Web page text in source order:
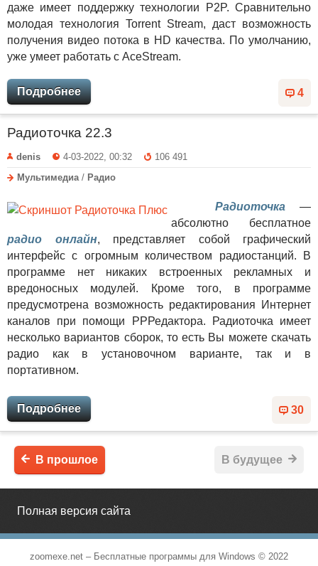
даже имеет поддержку технологии P2P. Сравнительно
молодая технология Torrent Stream, даст возможность
получения видео потока в HD качества. По умолчанию,
уже умеет работать с AceStream.
4
Подробнее
Радиоточка 22.3
denis 4-03-2022, 00:32
106 491
Мультимедиа/ Радио
Радиоточка—
абсолютно бесплатное
радио онлайн, представляет собой графический
интерфейс с огромным количеством радиостанций. В
программе нет никаких встроенных рекламных и
вредоносных модулей. Кроме того, в программе
предусмотрена возможность редактирования Интернет
каналов при помощи РРРедактора. Радиоточка имеет
несколько вариантов сборок, то есть Вы можете скачать
радио как в установочном варианте, так и в
портативном.
30
Подробнее
В будущее
В прошлое
Полная версия сайта
zoomexe.net – Бесплатные программы для Windows © 2022